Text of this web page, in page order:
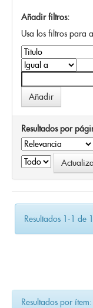
Añadir filtros:
Usa los filtros para
Resultados por
Resultados 1-1 de 1.
Resultados por ítem: